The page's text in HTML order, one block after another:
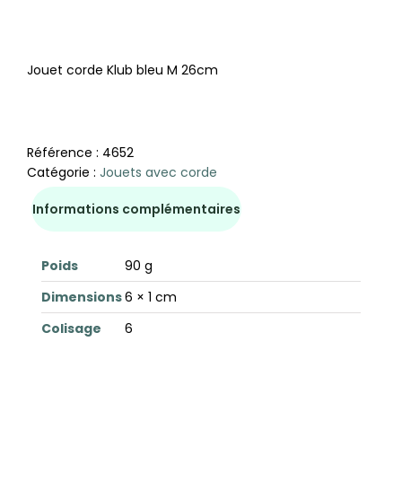
Jouet corde Klub bleu M 26cm
Référence : 4652
Catégorie : Jouets avec corde
Informations complémentaires
Poids
90 g
Dimensions6 × 1 cm
Colisage
6